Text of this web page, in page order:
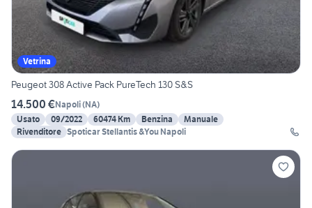
Vetrina
Peugeot 308 Active Pack PureTech 130 S&S
14.500 €Napoli(NA)
Usato
09/2022 60474 Km Benzina
Manuale
Rivenditore Spoticar Stellantis &You Napoli